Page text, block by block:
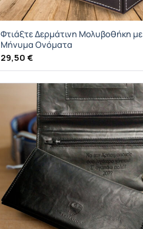
Φτιάξτε Δερμάτινη Μολυβοθήκη με
Μήνυμα Ονόματα
29,50 €